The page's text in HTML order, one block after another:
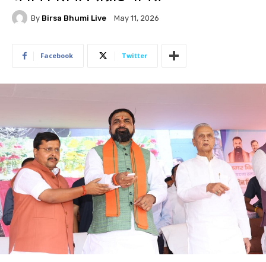
By Birsa Bhumi Live May 11, 2026
Facebook Twitter